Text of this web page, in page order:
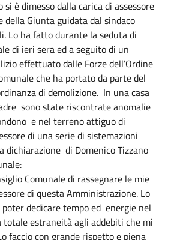
si è dimesso dalla carica di assessore
della Giunta guidata dal sindaco
Lo ha fatto durante la seduta di
di ieri sera ed a seguito di un
effettuato dalle Forze dell’Ordine
che ha portato da parte del
di demolizione. In una casa
sono state riscontrate anomalie
e nel terreno attiguo di
di una serie di sistemazioni
dichiarazione di Domenico Tizzano
Comunale di rassegnare le mie
di questa Amministrazione. Lo
dedicare tempo ed energie nel
estraneità agli addebiti che mi
faccio con grande rispetto e piena